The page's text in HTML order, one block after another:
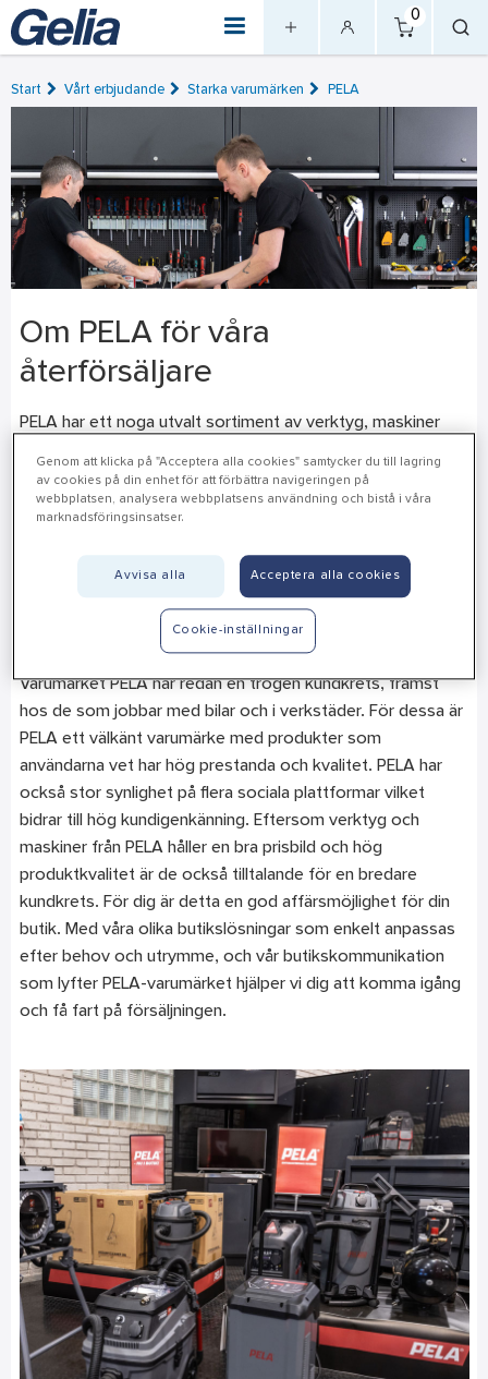
0
Start Vårt erbjudande Starka varumärken PELA
Om PELA för våra
återförsäljare
PELA har ett noga utvalt sortiment av verktyg, maskiner
utvecklar sina verktyg tar de fram sådant de själv vill
använda, men med slutanvändarens behov i fokus. De
sortimentet passar lika bra för arbetsplatsen som för
Nya affärsmöjligheter för dig
Varumärket PELA har redan en trogen kundkrets, främst
hos de som jobbar med bilar och i verkstäder. För dessa är
PELA ett välkänt varumärke med produkter som
användarna vet har hög prestanda och kvalitet. PELA har
också stor synlighet på flera sociala plattformar vilket
bidrar till hög kundigenkänning. Eftersom verktyg och
maskiner från PELA håller en bra prisbild och hög
produktkvalitet är de också tilltalande för en bredare
kundkrets. För dig är detta en god affärsmöjlighet för din
butik. Med våra olika butikslösningar som enkelt anpassas
efter behov och utrymme, och vår butikskommunikation
som lyfter PELA-varumärket hjälper vi dig att komma igång
och få fart på försäljningen.
Genom att klicka på "Acceptera alla cookies" samtycker du till lagring
av cookies på din enhet för att förbättra navigeringen på
webbplatsen, analysera webbplatsens användning och bistå i våra
marknadsföringsinsatser.
Avvisa alla Acceptera alla cookies
Cookie-inställningar